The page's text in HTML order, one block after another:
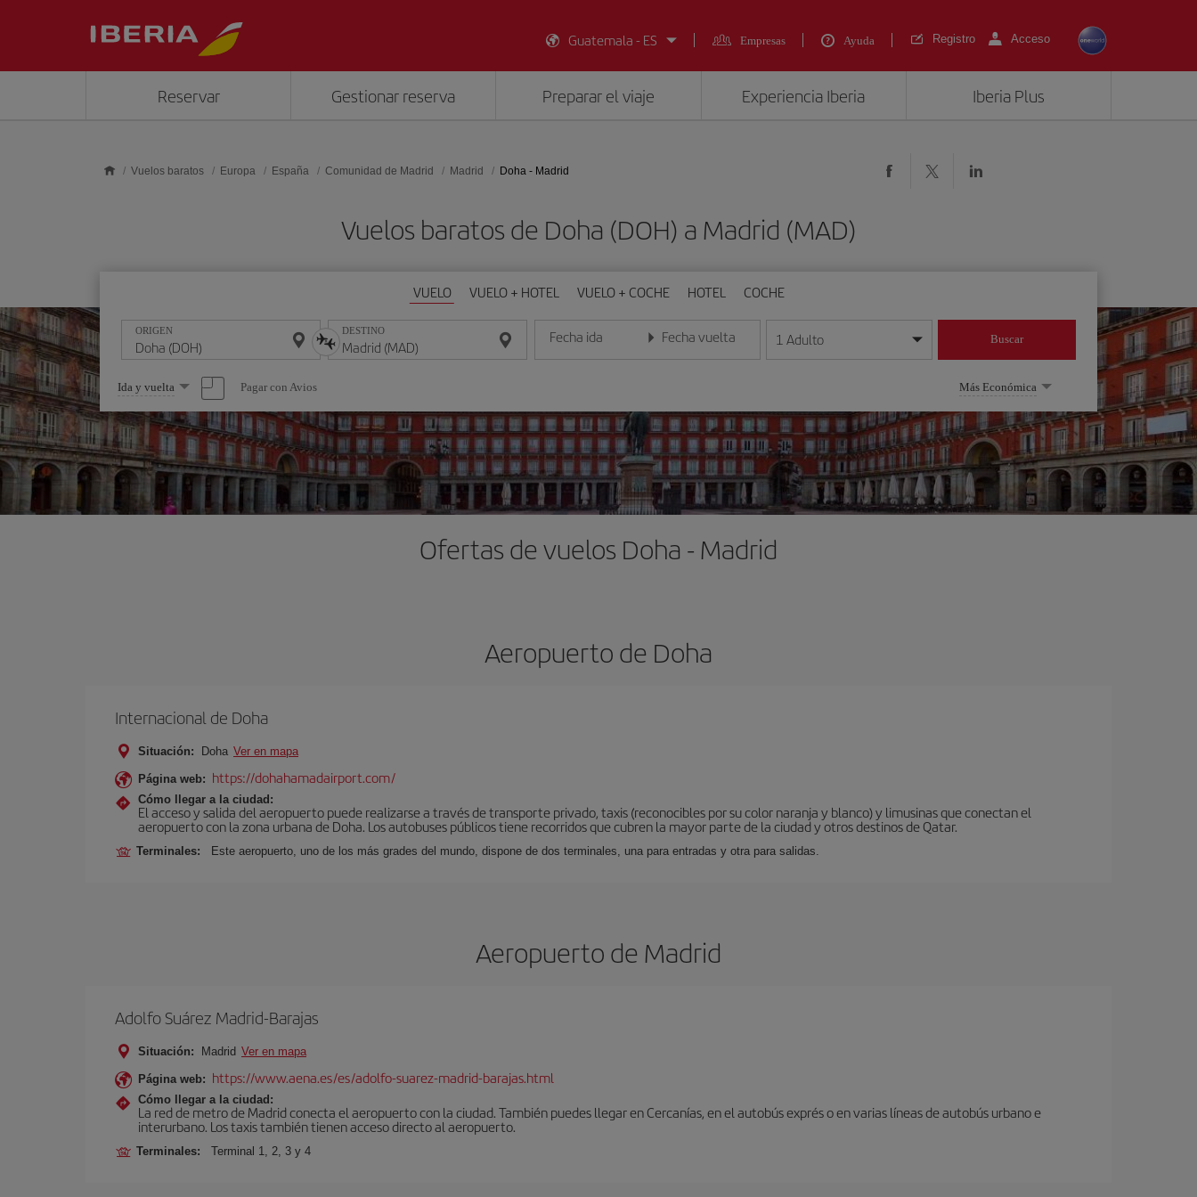
Guatemala - ES
Empresas Ayuda Registro Acceso
Reservar Gestionar reserva Preparar el viaje Experiencia Iberia Iberia Plus
Vuelos baratos Europa España Comunidad de Madrid Madrid Doha - Madrid
Vuelos baratos de Doha (DOH) a Madrid (MAD)
VUELO VUELO + HOTEL VUELO + COCHE HOTEL COCHE
ORIGEN DESTINO Fecha ida
Introduce la fecha en formato día/mes/año
Fecha vuelta
Introduce la fecha en formato día/mes/año
1 Adulto Buscar
Seleccione
una
opción
Ida y vuelta Pagar con Avios Más Económica
Ofertas de vuelos Doha - Madrid
Aeropuerto de Doha
Internacional de Doha
Situación: Doha Ver en mapa
Página web: https://dohahamadairport.com/
Cómo llegar a la ciudad:
El acceso y salida del aeropuerto puede realizarse a través de transporte privado, taxis (reconocibles por su color naranja y blanco) y limusinas que conectan el
aeropuerto con la zona urbana de Doha. Los autobuses públicos tiene recorridos que cubren la mayor parte de la ciudad y otros destinos de Qatar.
Terminales: Este aeropuerto, uno de los más grades del mundo, dispone de dos terminales, una para entradas y otra para salidas.
Aeropuerto de Madrid
Adolfo Suárez Madrid-Barajas
Situación: Madrid Ver en mapa
Página web: https://www.aena.es/es/adolfo-suarez-madrid-barajas.html
Cómo llegar a la ciudad:
La red de metro de Madrid conecta el aeropuerto con la ciudad. También puedes llegar en Cercanías, en el autobús exprés o en varias líneas de autobús urbano e
interurbano. Los taxis también tienen acceso directo al aeropuerto.
Terminales: Terminal 1, 2, 3 y 4